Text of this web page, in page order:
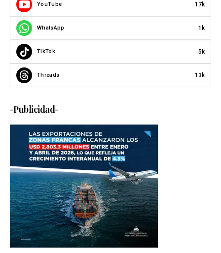
YouTube 17k
WhatsApp 1k
TikTok 5k
Threads 13k
-Publicidad-